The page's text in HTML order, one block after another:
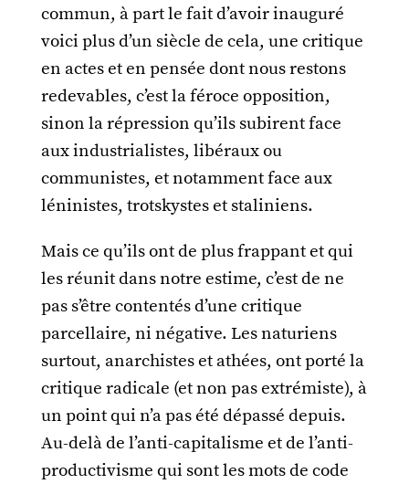
commun, à part le fait d’avoir inauguré
voici plus d’un siècle de cela, une critique
en actes et en pensée dont nous restons
redevables, c’est la féroce opposition,
sinon la répression qu’ils subirent face
aux industrialistes, libéraux ou
communistes, et notamment face aux
léninistes, trotskystes et staliniens.
Mais ce qu’ils ont de plus frappant et qui
les réunit dans notre estime, c’est de ne
pas s’être contentés d’une critique
parcellaire, ni négative. Les naturiens
surtout, anarchistes et athées, ont porté la
critique radicale (et non pas extrémiste), à
un point qui n’a pas été dépassé depuis.
Au-delà de l’anti-capitalisme et de l’anti-
productivisme qui sont les mots de code